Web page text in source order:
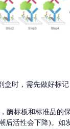
盒时，需先做好标记
酶标板和标准品的
后活性会下降)。如